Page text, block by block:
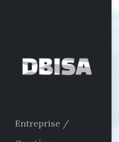
Entreprise /